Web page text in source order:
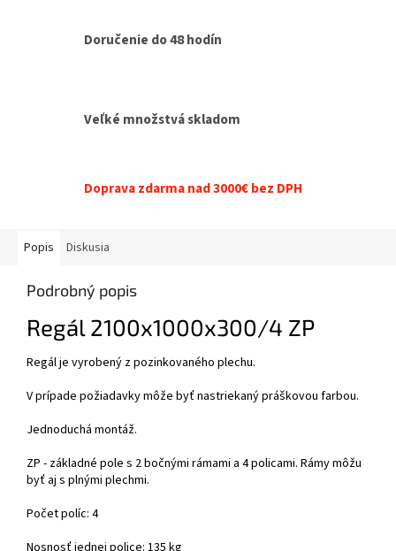
Doručenie do 48 hodín
Veľké množstvá skladom
Doprava zdarma nad 3000€ bez DPH
Popis Diskusia
Podrobný popis
Regál 2100x1000x300/4 ZP
Regál je vyrobený z pozinkovaného plechu.
V prípade požiadavky môže byť nastriekaný práškovou farbou.
Jednoduchá montáž.
ZP - základné pole s 2 bočnými rámami a 4 policami. Rámy môžu
byť aj s plnými plechmi.
Počet políc: 4